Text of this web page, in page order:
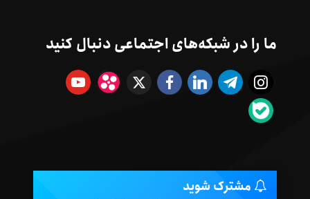
ما را در شبکه‌های اجتماعی دنبال کنید
مشترک شوید